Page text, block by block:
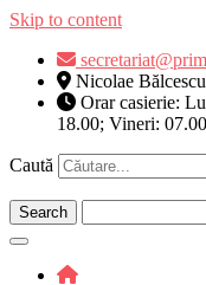
Skip to content
Nicolae
Orar casierie:
18.00; Vineri:
Caută